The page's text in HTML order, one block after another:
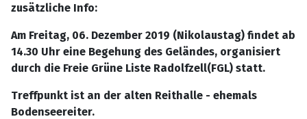
zusätzliche Info:
Am Freitag, 06. Dezember 2019 (Nikolaustag) findet ab
14.30 Uhr eine Begehung des Geländes, organisiert
durch die Freie Grüne Liste Radolfzell(FGL) statt.
Treffpunkt ist an der alten Reithalle - ehemals
Bodenseereiter.